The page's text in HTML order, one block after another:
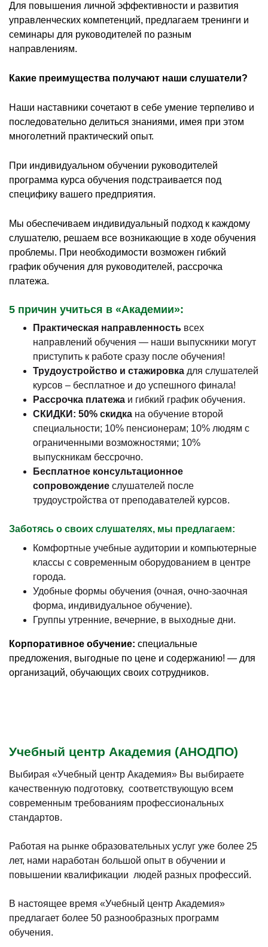
Для повышения личной эффективности и развития
управленческих компетенций, предлагаем тренинги и
семинары для руководителей по разным
направлениям.
Какие преимущества получают наши слушатели?
Наши наставники сочетают в себе умение терпеливо и
последовательно делиться знаниями, имея при этом
многолетний практический опыт.
При индивидуальном обучении руководителей
программа курса обучения подстраивается под
специфику вашего предприятия.
Мы обеспечиваем индивидуальный подход к каждому
слушателю, решаем все возникающие в ходе обучения
проблемы. При необходимости возможен гибкий
график обучения для руководителей, рассрочка
платежа.
5 причин учиться в «Академии»:
Практическая направленность всех
направлений обучения — наши выпускники могут
приступить к работе сразу после обучения!
Трудоустройство и стажировка для слушателей
курсов – бесплатное и до успешного финала!
Рассрочка платежа и гибкий график обучения.
СКИДКИ: 50% скидка на обучение второй
специальности; 10% пенсионерам; 10% людям с
ограниченными возможностями; 10%
выпускникам бессрочно.
Бесплатное консультационное
сопровождение слушателей после
трудоустройства от преподавателей курсов.
Заботясь о своих слушателях, мы предлагаем:
Комфортные учебные аудитории и компьютерные
классы с современным оборудованием в центре
города.
Удобные формы обучения (очная, очно-заочная
форма, индивидуальное обучение).
Группы утренние, вечерние, в выходные дни.
Корпоративное обучение: специальные
предложения, выгодные по цене и содержанию! — для
организаций, обучающих своих сотрудников.
Учебный центр Академия (АНОДПО)
Выбирая «Учебный центр Академия» Вы выбираете
качественную подготовку, соответствующую всем
современным требованиям профессиональных
стандартов.
Работая на рынке образовательных услуг уже более 25
лет, нами наработан большой опыт в обучении и
повышении квалификации людей разных профессий.
В настоящее время «Учебный центр Академия»
предлагает более 50 разнообразных программ
обучения.